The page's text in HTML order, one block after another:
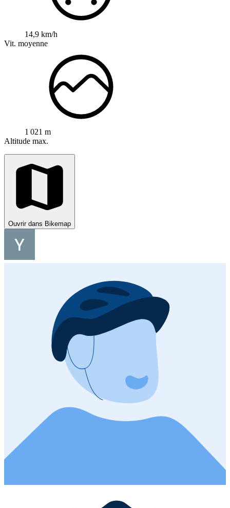
14,9 km/h
Vit. moyenne
1 021 m
Altitude max.
Ouvrir dans Bikemap